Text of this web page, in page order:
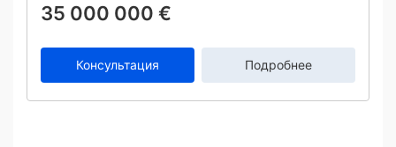
35 000 000 €
Консультация Подробнее